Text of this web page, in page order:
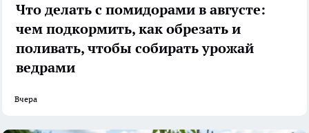
Что делать с помидорами в августе:
чем подкормить, как обрезать и
поливать, чтобы собирать урожай
ведрами
Вчера